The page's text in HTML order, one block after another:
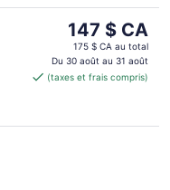
Le
prix
est
de 147 $ CA
147 $ CA
175 $ CA au total
Du 30 août au 31 août
(taxes et frais compris)